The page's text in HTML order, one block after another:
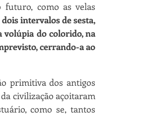
futuro, como as velas
intervalos de sesta,
volúpia do colorido, na
cerrando-a ao
primitiva dos antigos
civilização açoitaram
como se, tantos